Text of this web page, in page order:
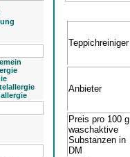
Teppichreiniger
Anbieter
Preis pro 100 g
waschaktive
Substanzen in
DM